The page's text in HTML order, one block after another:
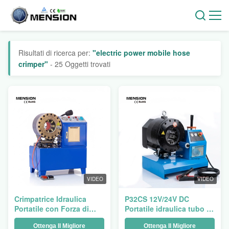
Risultati di ricerca per: "electric power mobile hose
crimper" - 25 Oggetti trovati
VIDEO
Crimpatrice Idraulica
Portatile con Forza di
Crimpatura di 500T,
Ottenga Il Migliore
VIDEO
P32CS 12V/24V DC
Portatile idraulica tubo di
crimping Machine, 1/4 "a
Ottenga Il Migliore